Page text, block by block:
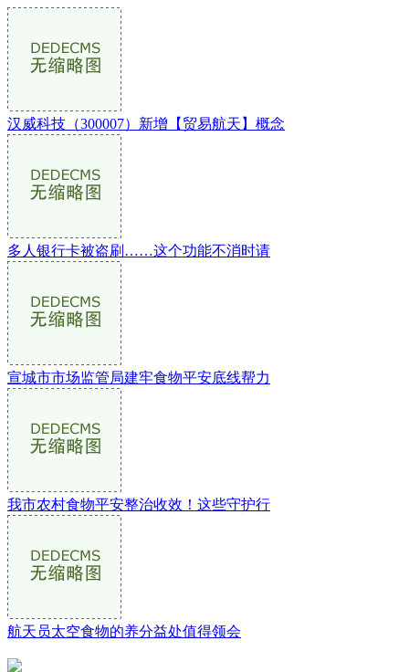
汉威科技（300007）新增【贸易航天】概念
多人银行卡被盗刷……这个功能不消时请
宣城市市场监管局建牢食物平安底线帮力
我市农村食物平安整治收效！这些守护行
航天员太空食物的养分益处值得领会